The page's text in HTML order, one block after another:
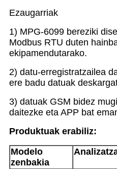
Ezaugarriak
1) MPG-6099 bereziki
Modbus RTU duten
ekipamendutarako.
2) datu-erregistratzailea
ere badu datuak
3) datuak GSM bidez
daitezke eta APP bat
Produktuak erabiliz:
Modelo
zenbakia